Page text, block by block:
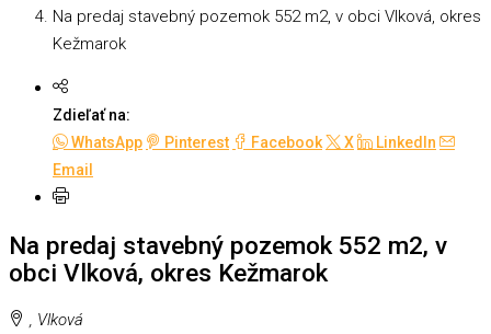
Na predaj stavebný pozemok 552 m2, v obci Vlková, okres
Kežmarok
Zdieľať na:
WhatsApp
Pinterest Facebook X
LinkedIn
Email
Na predaj stavebný pozemok 552 m2, v
obci Vlková, okres Kežmarok
, Vlková